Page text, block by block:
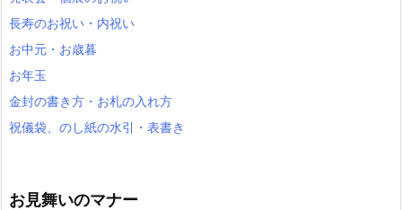
長寿のお祝い・内祝い
お中元・お歳暮
お年玉
金封の書き方・お札の入れ方
祝儀袋、のし紙の水引・表書き
お見舞いのマナー